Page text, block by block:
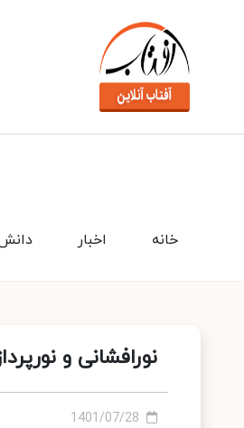
اخبار خانه
نورافشانی و
1401/07/28